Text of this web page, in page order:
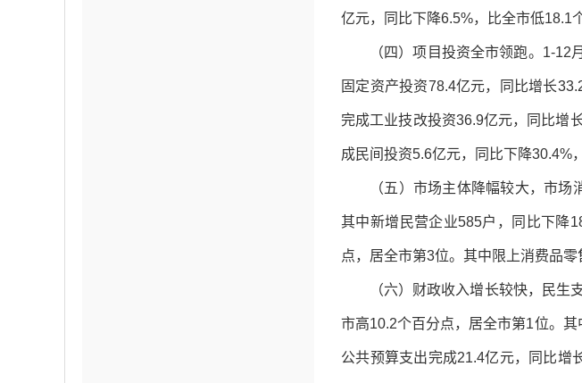
亿元，同比下降6.5%，比全市低18.1
（四）项目投资全市领跑。1-
固定资产投资78.4亿元，同比增长
完成工业技改投资36.9亿元，同比增
成民间投资5.6亿元，同比下降30.4%
（五）市场主体降幅较大，市
其中新增民营企业585户，同比下降
点，居全市第3位。其中限上消费品
（六）财政收入增长较快，民
市高10.2个百分点，居全市第1位。
公共预算支出完成21.4亿元，同比增